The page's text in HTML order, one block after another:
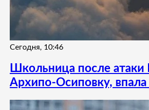
Сегодня, 10:46
Школьница после
Архипо-Осиповку,